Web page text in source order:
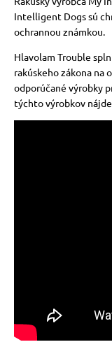
Intelligent Dogs sú
ochrannou známkou.
Hlavolam Trouble
rakúskeho zákona na
odporúčané výrobky
týchto výrobkov